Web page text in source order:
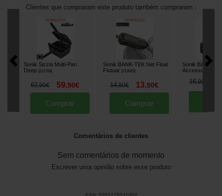
Clientes que compraram este produto também compraram :
Sonik Sizzla Multi-Pan
Deep [221766]
62,90€ 59,90€
Comprar
Sonik BANK-TEK Net Float
Flutuar [212825]
14,90€ 13,90€
Comprar
Sonik BANK-
Accessory
16,90
Comentários de clientes
Sem comentários de momento
Escrever uma opinião sobre esse produto
EAN: 5055279531002